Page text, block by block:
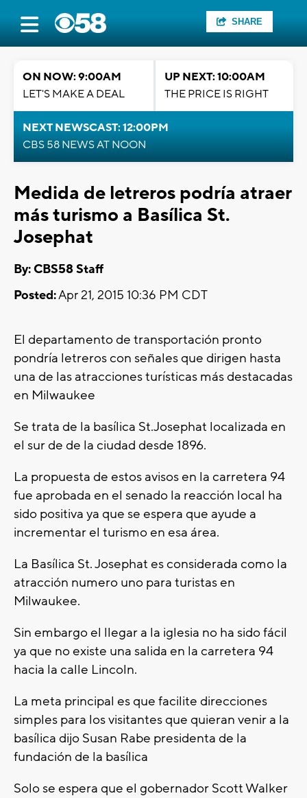
SHARE
ON NOW: 9:00AM
LET'S MAKE A DEAL
UP NEXT: 10:00AM
THE PRICE IS RIGHT
NEXT NEWSCAST: 12:00PM
CBS 58 NEWS AT NOON
Medida de letreros podría atraer
más turismo a Basílica St.
Josephat
By: CBS58 Staff
Posted:Apr 21, 2015 10:36 PM CDT
El departamento de transportación pronto
pondría letreros con señales que dirigen hasta
una de las atracciones turísticas más destacadas
en Milwaukee
Se trata de la basílica St.Josephat localizada en
el sur de de la ciudad desde 1896.
La propuesta de estos avisos en la carretera 94
fue aprobada en el senado la reacción local ha
sido positiva ya que se espera que ayude a
incrementar el turismo en esa área.
La Basílica St. Josephat es considerada como la
atracción numero uno para turistas en
Milwaukee.
Sin embargo el llegar a la iglesia no ha sido fácil
ya que no existe una salida en la carretera 94
hacia la calle Lincoln.
La meta principal es que facilite direcciones
simples para los visitantes que quieran venir a la
basílica dijo Susan Rabe presidenta de la
fundación de la basílica
Solo se espera que el gobernador Scott Walker